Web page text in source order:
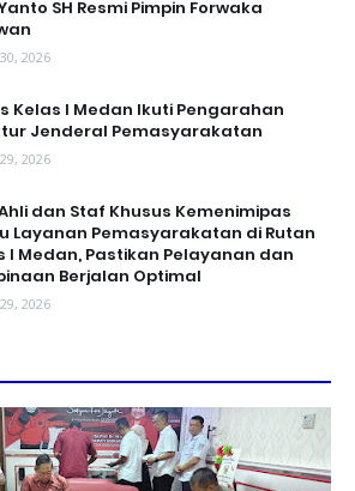
SH Resmi Pimpin Forwaka
2026
Kelas I Medan Ikuti Pengarahan
Jenderal Pemasyarakatan
2026
dan Staf Khusus Kemenimipas
Layanan Pemasyarakatan di Rutan
I Medan, Pastikan Pelayanan dan
Berjalan Optimal
2026